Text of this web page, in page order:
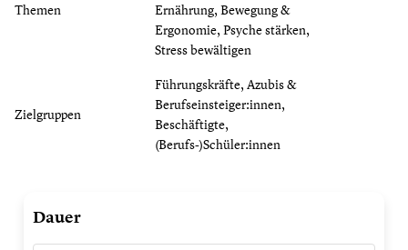
Themen
Ernährung, Bewegung &
Ergonomie, Psyche stärken,
Stress bewältigen
Zielgruppen
Führungskräfte, Azubis &
Berufseinsteiger:innen,
Beschäftigte,
(Berufs-)Schüler:innen
Dauer
Digitaler